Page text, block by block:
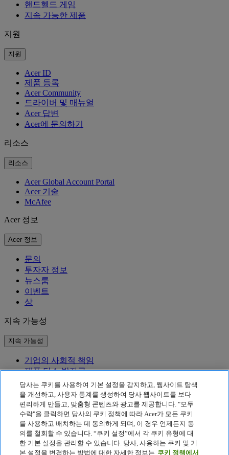
핸드헬드 게임
지속 가능한 제품
지원
지원
Acer ID
제품 등록
Acer Community
드라이버 및 매뉴얼
Acer 답변
Acer에 문의하기
리소스
리소스
Acer Global Account Portal
Acer 기술
McAfee
Acer 정보
Acer 정보
문의
투자자 정보
뉴스룸
이벤트
상
지속 가능성
지속 가능성
기업의 사회적 책임
제품 탄소 발자국
Project Humanity
Earthion
개인정보 처리방침
Cookie 정책
법적 고지 사항
추가 법적 정보
접근성 정책
당사는 쿠키를 사용하여 기본 설정을 감지하고, 웹사이트 탐색
을 개선하고, 사용자 통계를 생성하여 당사 웹사이트를 보다
편리하게 만들고, 맞춤형 콘텐츠와 광고를 제공합니다. "모두
수락"을 클릭하면 당사의 쿠키 정책에 따라 Acer가 모든 쿠키
를 사용하고 배치하는 데 동의하게 되며, 이 경우 언제든지 동
의를 철회할 수 있습니다. “쿠키 설정”에서 각 쿠키 유형에 대
한 기본 설정을 관리할 수 있습니다. 당사, 사용하는 쿠키 및 기
본 설정을 변경하는 방법에 대한 자세한 정보는 쿠키 정책에서